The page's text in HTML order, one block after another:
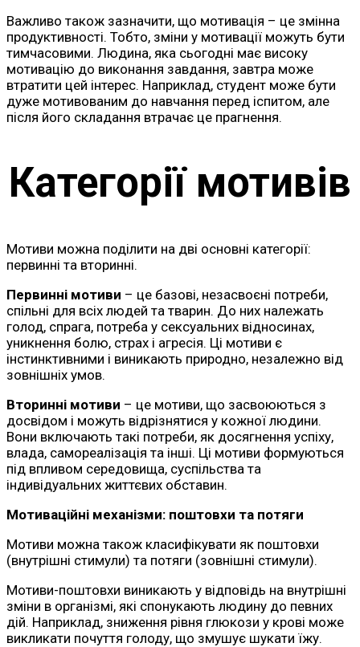
Важливо також зазначити, що мотивація – це змінна
продуктивності. Тобто, зміни у мотивації можуть бути
тимчасовими. Людина, яка сьогодні має високу
мотивацію до виконання завдання, завтра може
втратити цей інтерес. Наприклад, студент може бути
дуже мотивованим до навчання перед іспитом, але
після його складання втрачає це прагнення.
Категорії мотивів
Мотиви можна поділити на дві основні категорії:
первинні та вторинні.
Первинні мотиви – це базові, незасвоєні потреби,
спільні для всіх людей та тварин. До них належать
голод, спрага, потреба у сексуальних відносинах,
уникнення болю, страх і агресія. Ці мотиви є
інстинктивними і виникають природно, незалежно від
зовнішніх умов.
Вторинні мотиви – це мотиви, що засвоюються з
досвідом і можуть відрізнятися у кожної людини.
Вони включають такі потреби, як досягнення успіху,
влада, самореалізація та інші. Ці мотиви формуються
під впливом середовища, суспільства та
індивідуальних життєвих обставин.
Мотиваційні механізми: поштовхи та потяги
Мотиви можна також класифікувати як поштовхи
(внутрішні стимули) та потяги (зовнішні стимули).
Мотиви-поштовхи виникають у відповідь на внутрішні
зміни в організмі, які спонукають людину до певних
дій. Наприклад, зниження рівня глюкози у крові може
викликати почуття голоду, що змушує шукати їжу.